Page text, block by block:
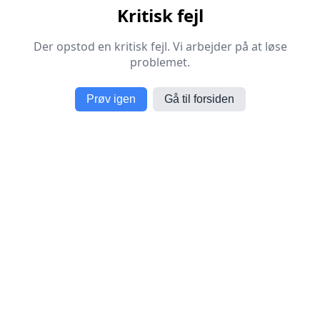
Kritisk fejl
Der opstod en kritisk fejl. Vi arbejder på at løse
problemet.
Prøv igen Gå til forsiden